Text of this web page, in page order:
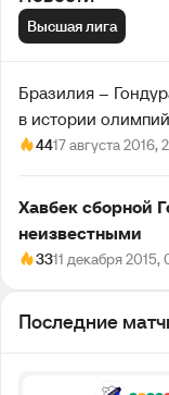
Высшая лига
Бразилия –
в истории
4417 августа 2016,
Хавбек сборной
неизвестными
3311 декабря 2015,
Последние